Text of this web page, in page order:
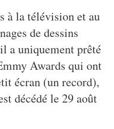
à la télévision et au
de dessins
a uniquement prêté
Awards qui ont
écran (un record),
décédé le 29 août